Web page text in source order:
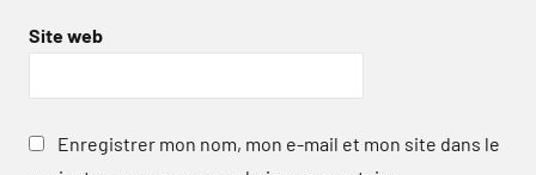
Site web
Enregistrer mon nom, mon e-mail et mon site dans le